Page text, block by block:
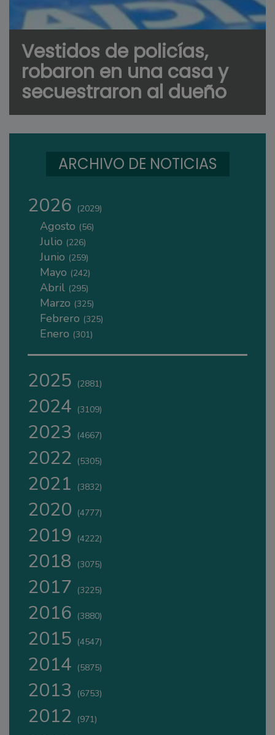
Vestidos de policías,
robaron en una casa y
secuestraron al dueño
ARCHIVO DE NOTICIAS
2026 (2029)
Agosto (56)
Julio (226)
Junio (259)
Mayo (242)
Abril (295)
Marzo (325)
Febrero (325)
Enero (301)
2025 (2881)
2024 (3109)
2023 (4667)
2022 (5305)
2021 (3832)
2020 (4777)
2019 (4222)
2018 (3075)
2017 (3225)
2016 (3880)
2015 (4547)
2014 (5875)
2013 (6753)
2012 (971)